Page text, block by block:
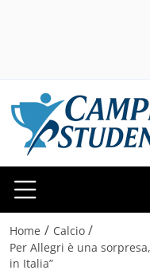
Home / Calcio /
Per Allegri è una
in Italia”